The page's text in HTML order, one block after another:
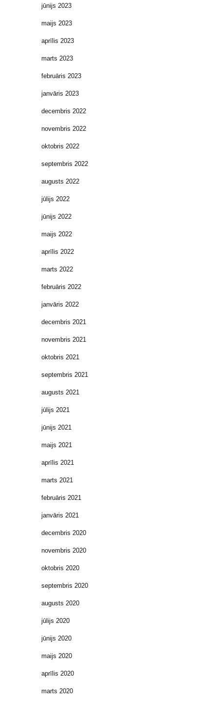
jūnijs 2023
maijs 2023
aprīlis 2023
marts 2023
februāris 2023
janvāris 2023
decembris 2022
novembris 2022
oktobris 2022
septembris 2022
augusts 2022
jūlijs 2022
jūnijs 2022
maijs 2022
aprīlis 2022
marts 2022
februāris 2022
janvāris 2022
decembris 2021
novembris 2021
oktobris 2021
septembris 2021
augusts 2021
jūlijs 2021
jūnijs 2021
maijs 2021
aprīlis 2021
marts 2021
februāris 2021
janvāris 2021
decembris 2020
novembris 2020
oktobris 2020
septembris 2020
augusts 2020
jūlijs 2020
jūnijs 2020
maijs 2020
aprīlis 2020
marts 2020